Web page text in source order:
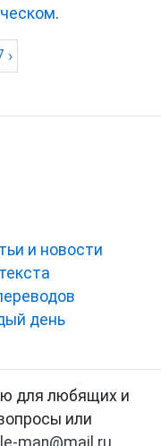
.
›
и новости
день
для любящих и
или
man@mail.ru